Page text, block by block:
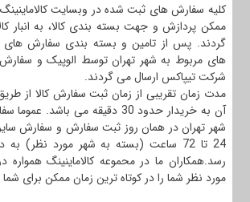
کلیه سفارش های ثبت شده در وبسایت کالاماینینگ
ممکن پردازش و جهت بسته بندی کالا، به انبار
گردند. پس از تامین و بسته بندی سفارش
های مربوط به شهر تهران توسط الوپیک و
شرکت تیپاکس ارسال می گردند.
مدت زمان تقریبی از زمان ثبت سفارش کالا از
آن به خریدار حدود 30 دقیقه می
شهر تهران در همان روز ثبت سفارش و سفارش
24 تا 72 ساعت (بسته به شهر مورد نظر)
رسد.همکاران ما در محموعه کالاماینینگ همواره
مورد نظر شما را در کوتاه ترین زمان ممکن برای شما